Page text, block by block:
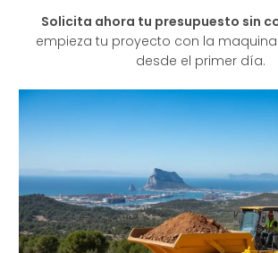
Solicita ahora tu presupuesto sin
empieza tu proyecto con la
desde el primer día.